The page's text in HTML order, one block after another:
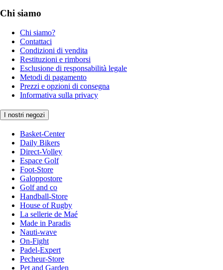
Chi siamo
Chi siamo?
Contattaci
Condizioni di vendita
Restituzioni e rimborsi
Esclusione di responsabilità legale
Metodi di pagamento
Prezzi e opzioni di consegna
Informativa sulla privacy
I nostri negozi
Basket-Center
Daily Bikers
Direct-Volley
Espace Golf
Foot-Store
Galoppostore
Golf and co
Handball-Store
House of Rugby
La sellerie de Maé
Made in Paradis
Nauti-wave
On-Fight
Padel-Expert
Pecheur-Store
Pet and Garden